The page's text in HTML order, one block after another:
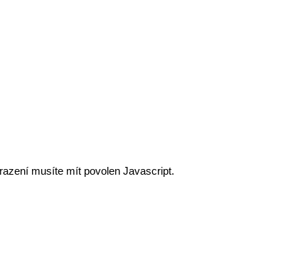
musíte mít povolen Javascript.